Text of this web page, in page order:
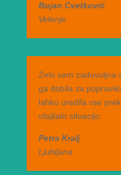
Bojan Cvetković
Velenje
Zelo sem zadovoljna
ga dobila za
lahko uredila vse
olajšalo situacijo.
Petra Kralj
Ljubljana